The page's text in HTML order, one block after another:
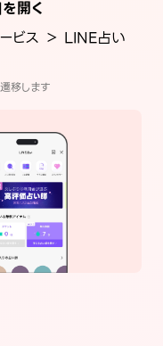
開く
ビス ＞ LINE占い
移します